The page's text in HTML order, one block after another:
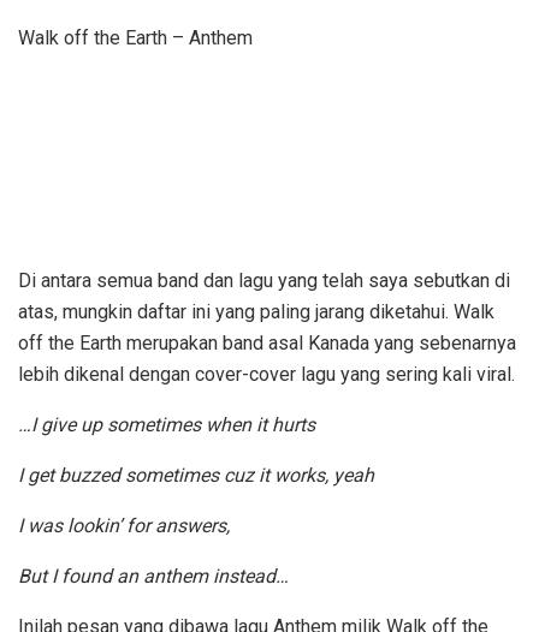
Walk off the Earth – Anthem
Di antara semua band dan lagu yang telah saya sebutkan di
atas, mungkin daftar ini yang paling jarang diketahui. Walk
off the Earth merupakan band asal Kanada yang sebenarnya
lebih dikenal dengan cover-cover lagu yang sering kali viral.
…I give up sometimes when it hurts
I get buzzed sometimes cuz it works, yeah
I was lookin’ for answers,
But I found an anthem instead…
Inilah pesan yang dibawa lagu Anthem milik Walk off the